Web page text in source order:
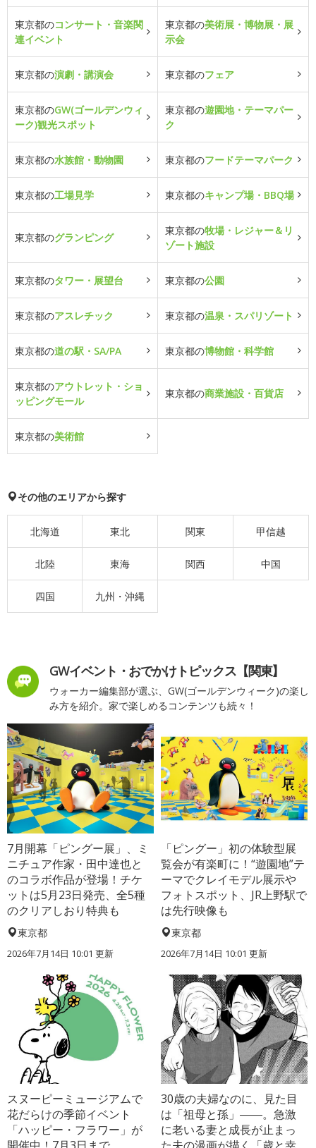
東京都のコンサート・音楽関
連イベント
東京都の美術展・博物展・展
示会
東京都の演劇・講演会 東京都のフェア
東京都のGW(ゴールデンウィ
ーク)観光スポット
東京都の遊園地・テーマパー
ク
東京都の水族館・動物園 東京都のフードテーマパーク
東京都の工場見学 東京都のキャンプ場・BBQ場
東京都のグランピング
東京都の牧場・レジャー＆リ
ゾート施設
東京都のタワー・展望台 東京都の公園
東京都のアスレチック 東京都の温泉・スパリゾート
東京都の道の駅・SA/PA 東京都の博物館・科学館
東京都のアウトレット・ショ
ッピングモール
東京都の商業施設・百貨店
東京都の美術館
その他のエリアから探す
北海道 東北 関東 甲信越
北陸 東海 関西 中国
四国 九州・沖縄
GWイベント・おでかけトピックス【関東】
ウォーカー編集部が選ぶ、GW(ゴールデンウィーク)の楽し
み方を紹介。家で楽しめるコンテンツも続々！
7月開幕「ピングー展」、ミ
ニチュア作家・田中達也と
のコラボ作品が登場！チケ
ットは5月23日発売、全5種
のクリアしおり特典も
東京都
2026年7月14日 10:01 更新
「ピングー」初の体験型展
覧会が有楽町に！“遊園地”テ
ーマでクレイモデル展示や
フォトスポット、JR上野駅で
は先行映像も
東京都
2026年7月14日 10:01 更新
スヌーピーミュージアムで
花だらけの季節イベント
「ハッピー・フラワー」が
30歳の夫婦なのに、見た目
は「祖母と孫」――。急激
に老いる妻と成長が止まっ